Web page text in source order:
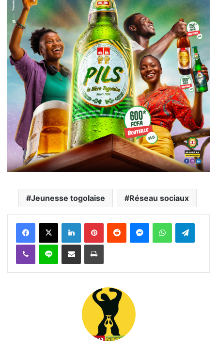
Jeunesse togolaise Réseau sociaux
FacebookX Linkedin PinterestReddit MessengerWhatsAppTelegram
Viber Ligne Partager par email Imprimer